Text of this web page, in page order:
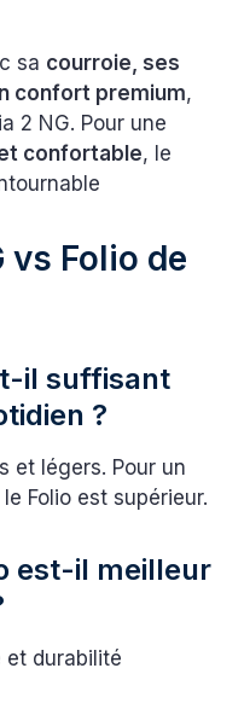
sa courroie, ses
confort premium,
2 NG. Pour une
confortable, le
vs Folio de
il suffisant
?
et légers. Pour un
Folio est supérieur.
est-il meilleur
et durabilité